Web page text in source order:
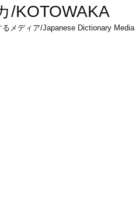
/KOTOWAKA
メディア/Japanese Dictionary Media